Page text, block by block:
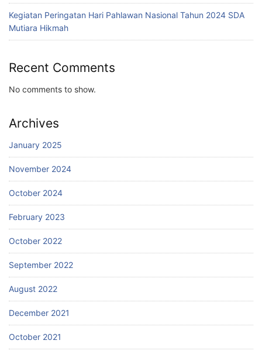
Kegiatan Peringatan Hari Pahlawan Nasional Tahun 2024 SDA
Mutiara Hikmah
Recent Comments
No comments to show.
Archives
January 2025
November 2024
October 2024
February 2023
October 2022
September 2022
August 2022
December 2021
October 2021